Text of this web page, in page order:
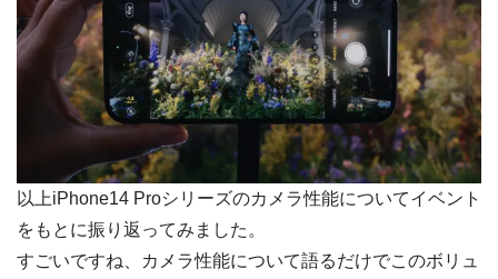
以上iPhone14 Proシリーズのカメラ性能についてイベント
をもとに振り返ってみました。
すごいですね、カメラ性能について語るだけでこのボリュ